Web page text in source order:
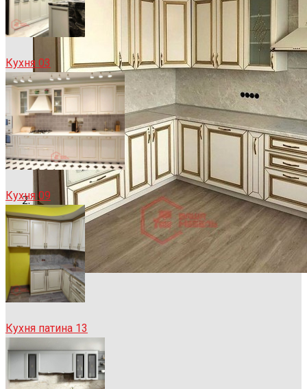
Кухня 03
Кухня 09
Кухня патина 13